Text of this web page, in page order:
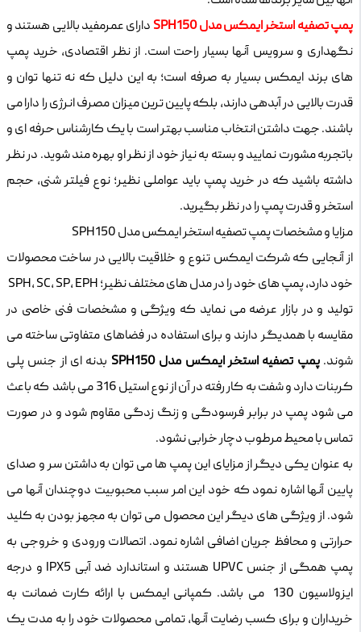
پمپ تصفیه استخر ایمکس مدل SPH150
دارای عمرمفید بالایی هستند و
نگهداری و سرویس آنها بسیار راحت است. از نظر اقتصادی، خرید پمپ
های برند ایمکس بسیار به صرفه است؛ به این دلیل که نه تنها توان و
قدرت بالایی در آبدهی دارند، بلکه پایین ترین میزان مصرف انرژی را دارا می
باشند. جهت داشتن انتخاب مناسب بهتر است با یک کارشناس حرفه ای و
باتجربه مشورت نمایید و بسته به نیاز خود از نظر او بهره مند شوید. در نظر
داشته باشید که در خرید پمپ باید عواملی نظیر؛ نوع فیلتر شنی، حجم
استخر و قدرت پمپ را در نظر بگیرید.
مزایا و مشخصات پمپ تصفیه استخر ایمکس مدل SPH150
از آنجایی که شرکت ایمکس تنوع و خلاقیت بالایی در ساخت محصولات
تولید و در بازار عرضه می نماید که ویژگی و مشخصات فنی خاصی در
مقایسه با همدیگر دارند و برای استفاده در فضاهای متفاوتی ساخته می
شوند. پمپ تصفیه استخر ایمکس مدل SPH150
بدنه ای از جنس پلی
کربنات دارد و شفت به کار رفته در آن از نوع استیل 316 می باشد که باعث
می شود پمپ در برابر فرسودگی و زنگ زدگی مقاوم شود و در صورت
تماس با محیط مرطوب دچار خرابی نشود.
به عنوان یکی دیگر از مزایای این پمپ ها می توان به داشتن سر و صدای
پایین آنها اشاره نمود که خود این امر سبب محبوبیت دوچندان آنها می
شود. از ویژگی های دیگر این محصول می توان به مجهز بودن به کلید
حرارتی و محافظ جریان اضافی اشاره نمود. اتصالات ورودی و خروجی به
پمپ همگی از جنس UPVC هستند و استاندارد ضد آبی IPX5 و درجه
ایزولاسیون 130 می باشد. کمپانی ایمکس با ارائه کارت ضمانت به
خریداران و برای کسب رضایت آنها، تمامی محصولات خود را به مدت یک